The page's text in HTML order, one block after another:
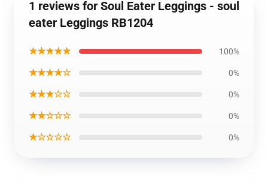
1 reviews for Soul Eater Leggings - soul
eater Leggings RB1204
★★★★★ 100%
★★★★☆ 0%
★★★☆☆ 0%
★★☆☆☆ 0%
★☆☆☆☆ 0%